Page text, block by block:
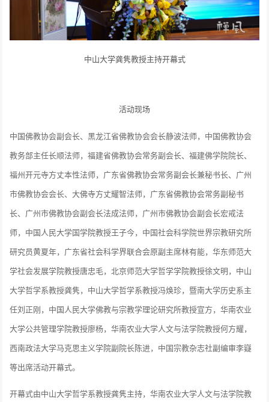
中山大学龚隽教授主持开幕式
活动现场
中国佛教协会副会长、黑龙江省佛教协会会长静波法师，中国佛教协会
教务部主任长顺法师，福建省佛教协会常务副会长、福建佛学院院长、
福州开元寺方丈本性法师，广东省佛教协会常务副会长兼秘书长、广州
市佛教协会会长、大佛寺方丈耀智法师，广东省佛教协会常务副秘书
长、广州市佛教协会副会长法成法师，广州市佛教协会副会长宏戒法
师，中国人民大学国学院教授王子今，中国社会科学院世界宗教研究所
研究员黄夏年，广东省社会科学界联合会原副主席林有能，华东师范大
学社会发展学院教授唐忠毛，北京师范大学哲学学院教授徐文明，中山
大学哲学系教授龚隽，中山大学哲学系教授冯焕珍，暨南大学历史系主
任刘正刚，中国人民大学佛教与宗教学理论研究所教授宣方，华南农业
大学公共管理学院教授廖杨，华南农业大学人文与法学院教授何方耀，
西南政法大学马克思主义学院副院长陈进，中国宗教杂志社副编审李嶷
等出席活动开幕式。
开幕式由中山大学哲学系教授龚隽主持，华南农业大学人文与法学院教